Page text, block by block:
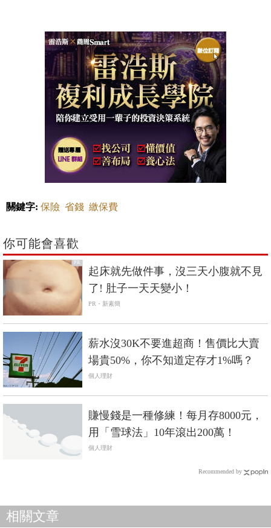
關鍵字: 保險 省錢 繳保費
你可能會喜歡
PR
起床就先做件事，沒三天小腹就不見
了! 肚子一天天變小！
PR・新素簡
薪水沒30K不要進超商！售價比大賣
場貴50%，你不知道定存才1%嗎？
個人理財
賺慢錢是一種修練！每月存8000元，
用「雪球法」10年滾出200萬！
個人理財
Recommended by
相關文章